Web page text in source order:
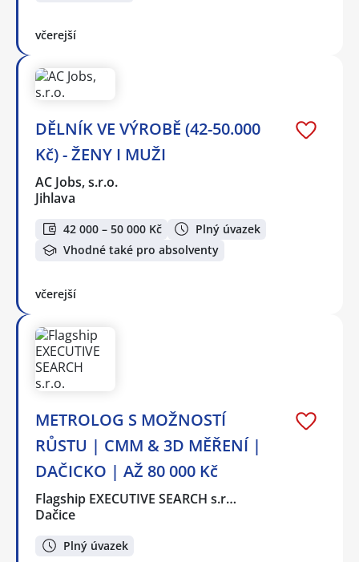
včerejší
DĚLNÍK VE VÝROBĚ (42-50.000
Kč) - ŽENY I MUŽI
AC Jobs, s.r.o.
Jihlava
42 000 – 50 000 Kč
Plný úvazek
Vhodné také pro absolventy
včerejší
METROLOG S MOŽNOSTÍ
RŮSTU | CMM & 3D MĚŘENÍ |
DAČICKO | AŽ 80 000 Kč
Flagship EXECUTIVE SEARCH s.r…
Dačice
Plný úvazek